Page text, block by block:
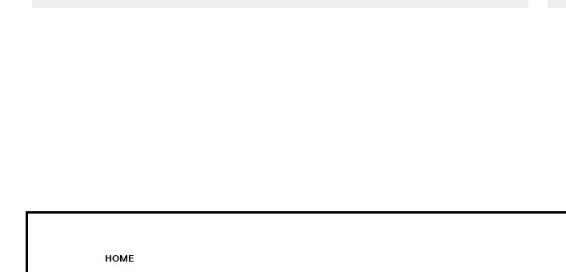
HOME